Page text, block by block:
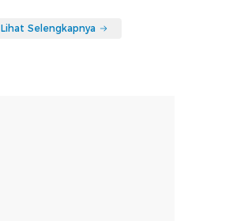
Lihat Selengkapnya